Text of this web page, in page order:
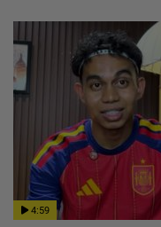
4:59